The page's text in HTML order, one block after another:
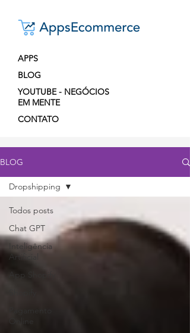
APPS
BLOG
YOUTUBE - NEGÓCIOS
EM MENTE
CONTATO
BLOG
Todos posts
Chat GPT
Inteligência
Artificial
App Shopify
Dropshipping